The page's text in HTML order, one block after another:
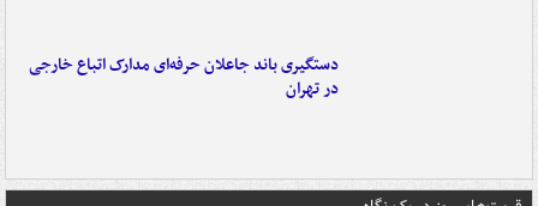
دستگیری باند جاعلان حرفه‌ای مدارک اتباع خارجی
در تهران